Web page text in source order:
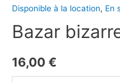
Disponible à la location, En
Bazar
16,00 €